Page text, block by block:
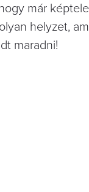
már
helyzet,
maradni!